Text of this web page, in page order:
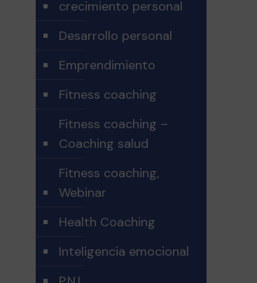
crecimiento personal
Desarrollo personal
Emprendimiento
Fitness coaching
Fitness coaching –
Coaching salud
Fitness coaching,
Webinar
Health Coaching
Inteligencia emocional